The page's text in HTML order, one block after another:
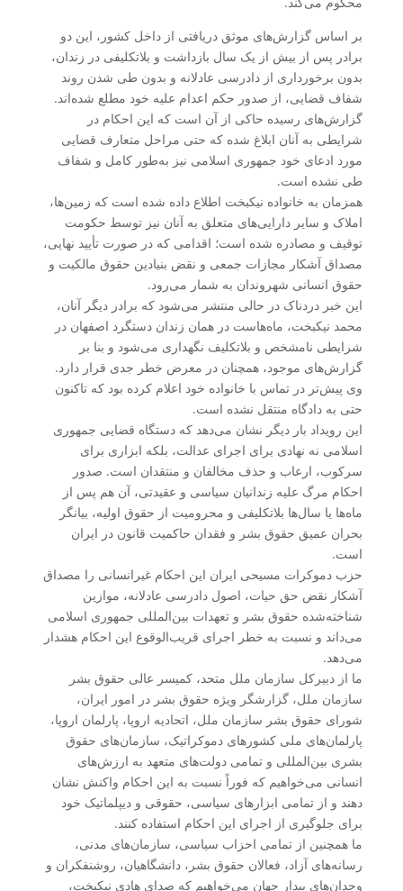
بر اساس گزارش‌های موثق دریافتی از داخل کشور، این دو
برادر پس از بیش از یک سال بازداشت و بلاتکلیفی در زندان،
بدون برخورداری از دادرسی عادلانه و بدون طی شدن روند
شفاف قضایی، از صدور حکم اعدام علیه خود مطلع شده‌اند.
گزارش‌های رسیده حاکی از آن است که این احکام در
شرایطی به آنان ابلاغ شده که حتی مراحل متعارف قضایی
مورد ادعای خود جمهوری اسلامی نیز به‌طور کامل و شفاف
طی نشده است.
همزمان به خانواده نیکبخت اطلاع داده شده است که زمین‌ها،
املاک و سایر دارایی‌های متعلق به آنان نیز توسط حکومت
توقیف و مصادره شده است؛ اقدامی که در صورت تأیید نهایی،
مصداق آشکار مجازات جمعی و نقض بنیادین حقوق مالکیت و
حقوق انسانی شهروندان به شمار می‌رود.
این خبر دردناک در حالی منتشر می‌شود که برادر دیگر آنان،
محمد نیکبخت، ماه‌هاست در همان زندان دستگرد اصفهان در
شرایطی نامشخص و بلاتکلیف نگهداری می‌شود و بنا بر
گزارش‌های موجود، همچنان در معرض خطر جدی قرار دارد.
وی پیش‌تر در تماس با خانواده خود اعلام کرده بود که تاکنون
حتی به دادگاه منتقل نشده است.
این رویداد بار دیگر نشان می‌دهد که دستگاه قضایی جمهوری
اسلامی نه نهادی برای اجرای عدالت، بلکه ابزاری برای
سرکوب، ارعاب و حذف مخالفان و منتقدان است. صدور
احکام مرگ علیه زندانیان سیاسی و عقیدتی، آن هم پس از
ماه‌ها یا سال‌ها بلاتکلیفی و محرومیت از حقوق اولیه، بیانگر
بحران عمیق حقوق بشر و فقدان حاکمیت قانون در ایران
است.
حزب دموکرات مسیحی ایران این احکام غیرانسانی را مصداق
آشکار نقض حق حیات، اصول دادرسی عادلانه، موازین
شناخته‌شده حقوق بشر و تعهدات بین‌المللی جمهوری اسلامی
می‌داند و نسبت به خطر اجرای قریب‌الوقوع این احکام هشدار
می‌دهد.
ما از دبیرکل سازمان ملل متحد، کمیسر عالی حقوق بشر
سازمان ملل، گزارشگر ویژه حقوق بشر در امور ایران،
شورای حقوق بشر سازمان ملل، اتحادیه اروپا، پارلمان اروپا،
پارلمان‌های ملی کشورهای دموکراتیک، سازمان‌های حقوق
بشری بین‌المللی و تمامی دولت‌های متعهد به ارزش‌های
انسانی می‌خواهیم که فوراً نسبت به این احکام واکنش نشان
دهند و از تمامی ابزارهای سیاسی، حقوقی و دیپلماتیک خود
برای جلوگیری از اجرای این احکام استفاده کنند.
ما همچنین از تمامی احزاب سیاسی، سازمان‌های مدنی،
رسانه‌های آزاد، فعالان حقوق بشر، دانشگاهیان، روشنفکران و
وجدان‌های بیدار جهان می‌خواهیم که صدای هادی نیکبخت،